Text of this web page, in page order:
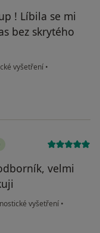
! Líbila se mi
bez skrytého
vyšetření •
velmi
vyšetření •